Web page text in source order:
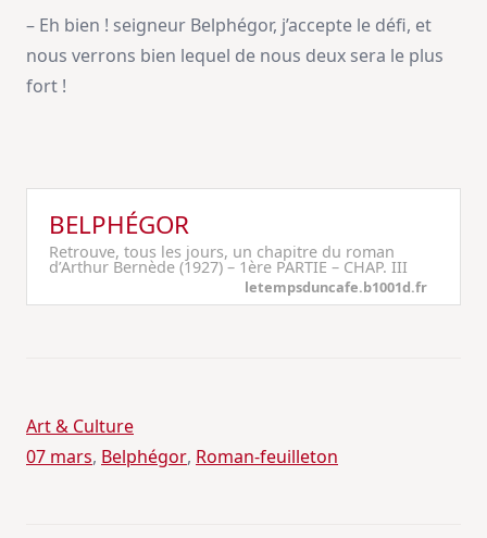
– Eh bien ! seigneur Belphégor, j’accepte le défi, et
nous verrons bien lequel de nous deux sera le plus
fort !
BELPHÉGOR
Retrouve, tous les jours, un chapitre du roman
d’Arthur Bernède (1927) – 1ère PARTIE – CHAP. III
letempsduncafe.b1001d.fr
Art & Culture
07 mars, Belphégor, Roman-feuilleton